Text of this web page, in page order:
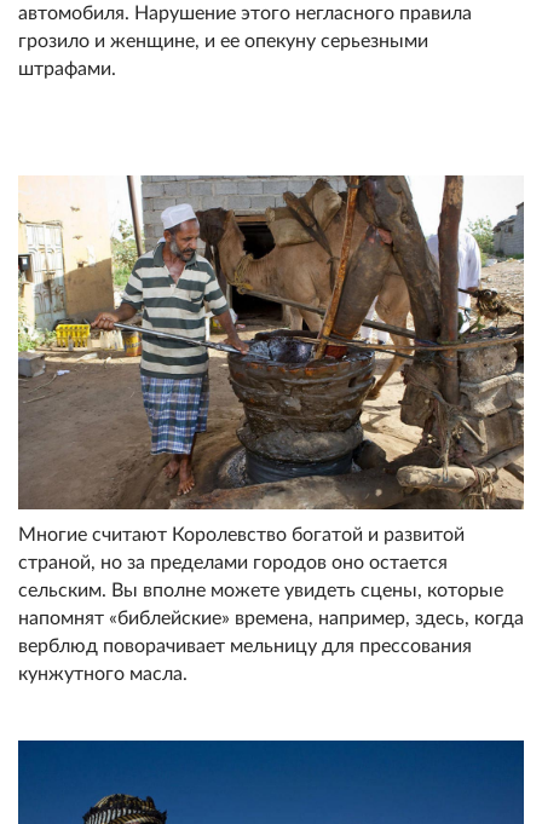
автомобиля. Нарушение этого негласного правила
грозило и женщине, и ее опекуну серьезными
штрафами.
Многие считают Королевство богатой и развитой
страной, но за пределами городов оно остается
сельским. Вы вполне можете увидеть сцены, которые
напомнят «библейские» времена, например, здесь, когда
верблюд поворачивает мельницу для прессования
кунжутного масла.